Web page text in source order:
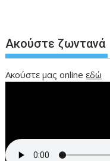
Ακούστε ζωντανά
Ακούστε μας onlineεδώ